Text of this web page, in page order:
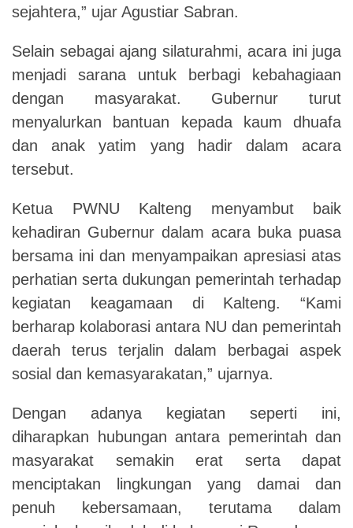
sejahtera,” ujar Agustiar Sabran.
Selain sebagai ajang silaturahmi, acara ini juga
menjadi sarana untuk berbagi kebahagiaan
dengan masyarakat. Gubernur turut
menyalurkan bantuan kepada kaum dhuafa
dan anak yatim yang hadir dalam acara
tersebut.
Ketua PWNU Kalteng menyambut baik
kehadiran Gubernur dalam acara buka puasa
bersama ini dan menyampaikan apresiasi atas
perhatian serta dukungan pemerintah terhadap
kegiatan keagamaan di Kalteng. “Kami
berharap kolaborasi antara NU dan pemerintah
daerah terus terjalin dalam berbagai aspek
sosial dan kemasyarakatan,” ujarnya.
Dengan adanya kegiatan seperti ini,
diharapkan hubungan antara pemerintah dan
masyarakat semakin erat serta dapat
menciptakan lingkungan yang damai dan
penuh kebersamaan, terutama dalam